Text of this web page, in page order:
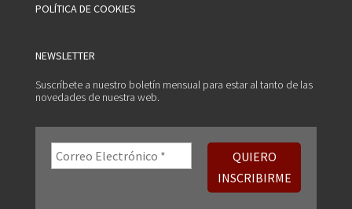
POLÍTICA DE COOKIES
NEWSLETTER
Suscríbete a nuestro boletín mensual para estar al tanto de las
novedades de nuestra web.